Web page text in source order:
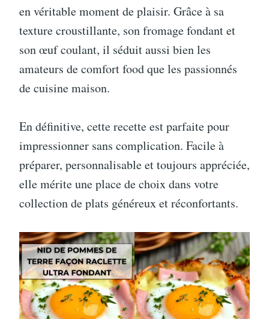
en véritable moment de plaisir. Grâce à sa
texture croustillante, son fromage fondant et
son œuf coulant, il séduit aussi bien les
amateurs de comfort food que les passionnés
de cuisine maison.
En définitive, cette recette est parfaite pour
impressionner sans complication. Facile à
préparer, personnalisable et toujours appréciée,
elle mérite une place de choix dans votre
collection de plats généreux et réconfortants.